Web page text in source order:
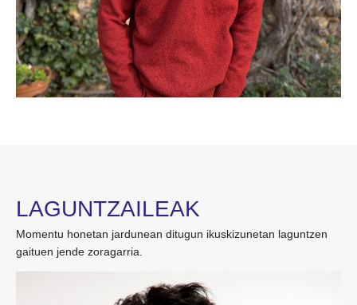
LAGUNTZAILEAK
Momentu honetan jardunean ditugun ikuskizunetan laguntzen
gaituen jende zoragarria.